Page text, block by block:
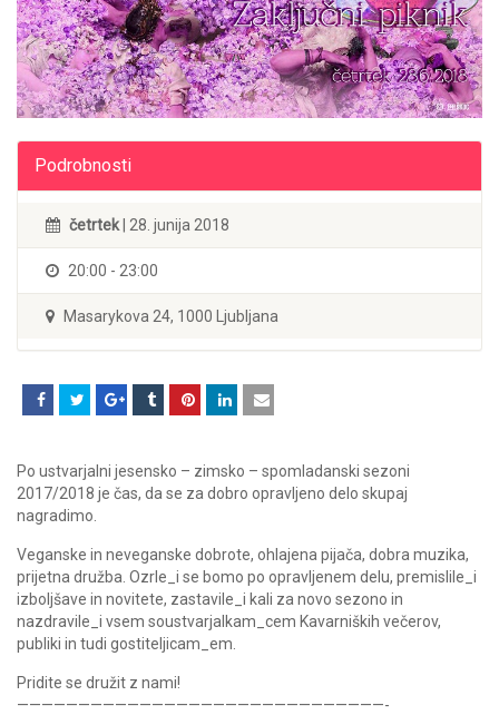
Podrobnosti
četrtek | 28. junija 2018
20:00 - 23:00
Masarykova 24, 1000 Ljubljana
Po ustvarjalni jesensko – zimsko – spomladanski sezoni
2017/2018 je čas, da se za dobro opravljeno delo skupaj
nagradimo.
Veganske in neveganske dobrote, ohlajena pijača, dobra muzika,
prijetna družba. Ozrle_i se bomo po opravljenem delu, premislile_i
izboljšave in novitete, zastavile_i kali za novo sezono in
nazdravile_i vsem soustvarjalkam_cem Kavarniških večerov,
publiki in tudi gostiteljicam_em.
Pridite se družit z nami!
——————————————————————————————-